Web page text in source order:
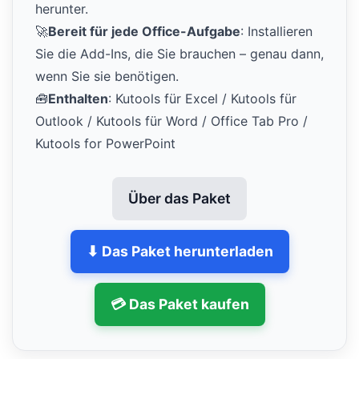
herunter.
🚀Bereit für jede Office-Aufgabe: Installieren
Sie die Add-Ins, die Sie brauchen – genau dann,
wenn Sie sie benötigen.
🧰Enthalten: Kutools für Excel / Kutools für
Outlook / Kutools für Word / Office Tab Pro /
Kutools for PowerPoint
Über das Paket
⬇ Das Paket herunterladen
💳 Das Paket kaufen